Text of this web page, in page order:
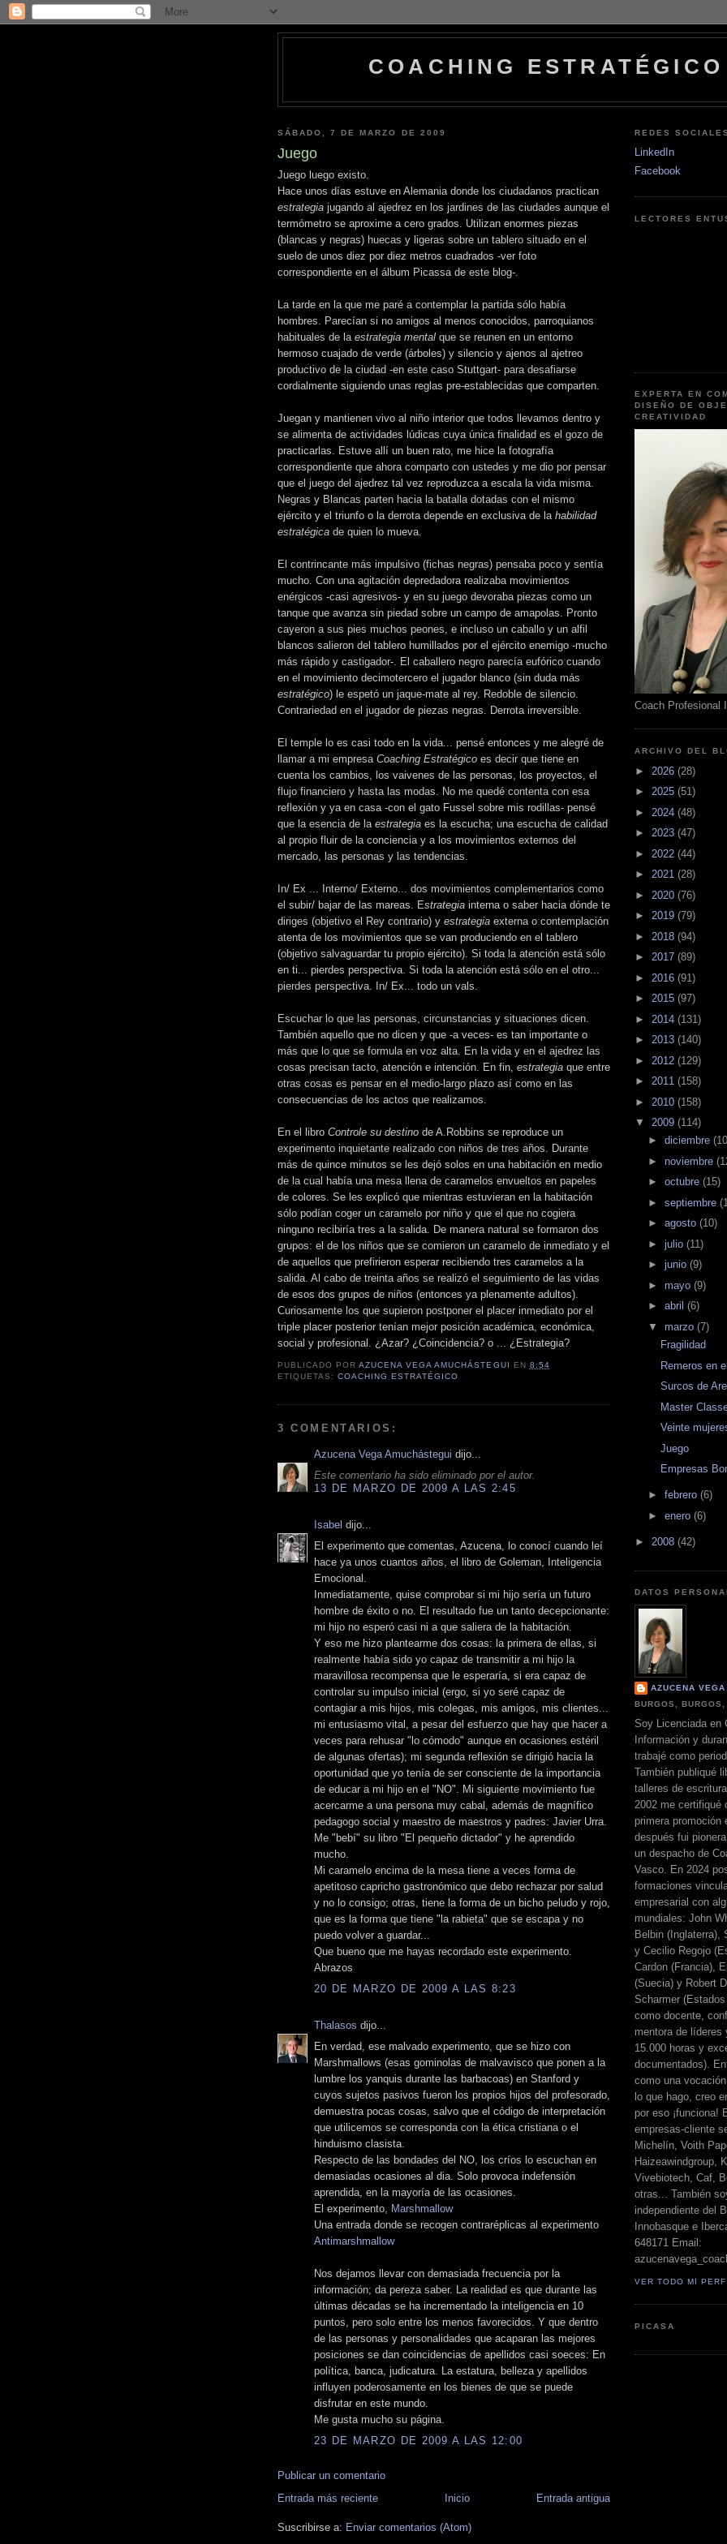
COACHING ESTRATÉGICO
SÁBADO, 7 DE MARZO DE 2009
Juego
Juego luego existo.
Hace unos días estuve en Alemania donde los ciudadanos practican
estrategia jugando al ajedrez en los jardines de las ciudades aunque el
termómetro se aproxime a cero grados. Utilizan enormes piezas
(blancas y negras) huecas y ligeras sobre un tablero situado en el
suelo de unos diez por diez metros cuadrados -ver foto
correspondiente en el álbum Picassade este blog-.
La tarde en la que me paré a contemplar la partida sólo había
hombres. Parecían si no amigos al menos conocidos, parroquianos
habituales de la estrategia mental que se reunen en un entorno
hermoso cuajado de verde (árboles) y silencio y ajenos al ajetreo
productivo de la ciudad -en este caso Stuttgart- para desafiarse
cordialmente siguiendo unas reglas pre-establecidas que comparten.
Juegan y mantienen vivo al niño interior que todos llevamos dentro y
se alimenta de actividades lúdicas cuya única finalidad es el gozo de
practicarlas. Estuve allí un buen rato, me hice la fotografía
correspondiente que ahora comparto con ustedes y me dio por pensar
que el juego del ajedrez tal vez reproduzca a escala la vida misma.
Negras y Blancas parten hacia la batalla dotadas con el mismo
ejército y el triunfo o la derrota depende en exclusiva de la habilidad
estratégica de quien lo mueva.
El contrincante más impulsivo (fichas negras) pensaba poco y sentía
mucho. Con una agitación depredadora realizaba movimientos
enérgicos -casi agresivos- y en su juego devoraba piezas como un
tanque que avanza sin piedad sobre un campo de amapolas. Pronto
cayeron a sus pies muchos peones, e incluso un caballo y un alfil
blancos salieron del tablero humillados por el ejército enemigo -mucho
más rápido y castigador-. El caballero negro parecía eufórico cuando
en el movimiento decimotercero el jugador blanco (sin duda más
estratégico) le espetó un jaque-mate al rey. Redoble de silencio.
Contrariedad en el jugador de piezas negras. Derrota irreversible.
El temple lo es casi todo en la vida... pensé entonces y me alegré de
llamar a mi empresa Coaching Estratégico es decir que tiene en
cuenta los cambios, los vaivenes de las personas, los proyectos, el
flujo financiero y hasta las modas. No me quedé contenta con esa
reflexión y ya en casa -con el gato Fussel sobre mis rodillas- pensé
que la esencia de la estrategia es la escucha; una escucha de calidad
al propio fluir de la conciencia y a los movimientos externos del
mercado, las personas y las tendencias.
In/ Ex ... Interno/ Externo... dos movimientos complementarios como
el subir/ bajar de las mareas. Estrategia interna o saber hacia dónde te
diriges (objetivo el Rey contrario) y estrategia externa o contemplación
atenta de los movimientos que se van produciendo en el tablero
(objetivo salvaguardar tu propio ejército). Si toda la atención está sólo
en ti... pierdes perspectiva. Si toda la atención está sólo en el otro...
pierdes perspectiva.
In/ Ex... todo un vals.
Escuchar lo que las personas, circunstancias y situaciones dicen.
También aquello que no dicen y que -a veces- es tan importante o
más que lo que se formula en voz alta. En la vida y en el ajedrez las
cosas precisan tacto, atención e intención. En fin, estrategia que entre
otras cosas es pensar en el medio-largo plazo así como en las
consecuencias de los actos que realizamos.
En el libro Controle su destino de A. Robbins se reproduce un
experimento inquietante realizado con niños de tres años. Durante
más de quince minutos se les dejó solos en una habitación en medio
de la cual había una mesa llena de caramelos envueltos en papeles
de colores. Se les explicó que mientras estuvieran en la habitación
sólo podían coger un caramelo por niño y que el que no cogiera
ninguno recibiría tres a la salida. De manera natural se formaron dos
grupos: el de los niños que se comieron un caramelo de inmediato y el
de aquellos que prefirieron esperar recibiendo tres caramelos a la
salida. Al cabo de treinta años se realizó el seguimiento de las vidas
de esos dos grupos de niños (entonces ya plenamente adultos).
Curiosamente los que supieron postponer el placer inmediato por el
triple placer posterior tenían mejor posición académica, económica,
social y profesional. ¿Azar? ¿Coincidencia? o ... ¿Estrategia?
PUBLICADO PORAZUCENA VEGA AMUCHÁSTEGUI EN 8:54
ETIQUETAS:COACHING ESTRATÉGICO
3 COMENTARIOS:
Azucena Vega Amuchástegui dijo...
Este comentario ha sido eliminado por el autor.
13 DE MARZO DE 2009 A LAS 2:45
Isabel dijo...
El experimento que comentas, Azucena, lo conocí cuando leí
hace ya unos cuantos años, el libro de Goleman, Inteligencia
Emocional.
Inmediatamente, quise comprobar si mi hijo sería un futuro
hombre de éxito o no. El resultado fue un tanto decepcionante:
mi hijo no esperó casi ni a que saliera de la habitación.
Y eso me hizo plantearme dos cosas: la primera de ellas, si
realmente había sido yo capaz de transmitir a mi hijo la
maravillosa recompensa que le esperaría, si era capaz de
controlar su impulso inicial (ergo, si yo seré capaz de
contagiar a mis hijos, mis colegas, mis amigos, mis clientes...
mi entusiasmo vital, a pesar del esfuerzo que hay que hacer a
veces para rehusar "lo cómodo" aunque en ocasiones estéril
de algunas ofertas); mi segunda reflexión se dirigió hacia la
oportunidad que yo tenía de ser consciente de la importancia
de educar a mi hijo en el "NO". Mi siguiente movimiento fue
acercarme a una persona muy cabal, además de magnífico
pedagogo social y maestro de maestros y padres: Javier Urra.
Me "bebí" su libro "El pequeño dictador" y he aprendido
mucho.
Mi caramelo encima de la mesa tiene a veces forma de
apetitoso capricho gastronómico que debo rechazar por salud
y no lo consigo; otras, tiene la forma de un bicho peludo y rojo,
que es la forma que tiene "la rabieta" que se escapa y no
puedo volver a guardar...
Que bueno que me hayas recordado este experimento.
Abrazos
20 DE MARZO DE 2009 A LAS 8:23
Thalasos dijo...
En verdad, ese malvado experimento, que se hizo con
Marshmallows (esas gominolas de malvavisco que ponen a la
lumbre los yanquis durante las barbacoas) en Stanford y
cuyos sujetos pasivos fueron los propios hijos del profesorado,
demuestra pocas cosas, salvo que el código de interpretación
que utilicemos se corresponda con la ética cristiana o el
hinduismo clasista.
Respecto de las bondades del NO, los críos lo escuchan en
demasiadas ocasiones al dia. Solo provoca indefensión
aprendida, en la mayoría de las ocasiones.
El experimento, Marshmallow
Una entrada donde se recogen contraréplicas al experimento
Antimarshmallow
Nos dejamos llevar con demasiada frecuencia por la
información; da pereza saber. La realidad es que durante las
últimas décadas se ha incrementado la inteligencia en 10
puntos, pero solo entre los menos favorecidos. Y que dentro
de las personas y personalidades que acaparan las mejores
posiciones se dan coincidencias de apellidos casi soeces: En
política, banca, judicatura. La estatura, belleza y apellidos
influyen poderosamente en los bienes de que se puede
disfrutar en este mundo.
Me gusta mucho su página.
23 DE MARZO DE 2009 A LAS 12:00
Publicar un comentario
Entrada más reciente
Entrada antigua
Inicio
Suscribirse a: Enviar comentarios (Atom)
REDES
LinkedIn
Facebook
LECTORES
EXPERTA EN
DISEÑO DE
CREATIVIDAD
Coach Profesional
ARCHIVO DEL
► 2026 (28)
► 2025 (51)
► 2024 (48)
► 2023 (47)
► 2022 (44)
► 2021 (28)
► 2020 (76)
► 2019 (79)
► 2018 (94)
► 2017 (89)
► 2016 (91)
► 2015 (97)
► 2014 (131)
► 2013 (140)
► 2012 (129)
► 2011 (158)
► 2010 (158)
▼ 2009 (114)
► diciembre
► noviembre
► octubre (15)
► septiembre
► agosto (10)
► julio (11)
► junio (9)
► mayo (9)
► abril (6)
▼ marzo (7)
Fragilidad
Remeros en
Surcos de
Master
Veinte
Juego
Empresas
► febrero (6)
► enero (6)
► 2008 (42)
DATOS
AZUCENA
BURGOS,
Soy Licenciada en
Información y
trabajé como
También publiqué
talleres de
2002 me certifiqué
primera promoción
después fui
un despacho de
Vasco. En 2024
formaciones
empresarial con
mundiales: John
Belbin (Inglaterra),
y Cecilio Regojo
Cardon (Francia),
(Suecia) y Robert
Scharmer
como docente,
mentora de líderes
15.000 horas y
documentados).
como una
lo que hago, creo
por eso ¡funciona!
empresas-cliente
Michelín, Voith
Haizeawindgroup,
Vivebiotech, Caf,
otras... También
independiente del
Innobasque e
648171 Email:
VER TODO MI
PICASA